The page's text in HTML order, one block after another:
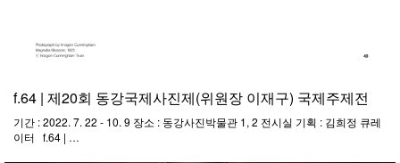
f.64 | 제20회 동강국제사진제(위원장 이재구) 국제주제전
기간 : 2022. 7. 22 - 10. 9 장소 : 동강사진박물관 1, 2 전시실 기획 : 김희정 큐레
이터 f.64 | …